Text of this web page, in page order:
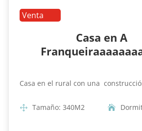
Venta
Casa en A
Casa en el rural con una
Tamaño: 340M2